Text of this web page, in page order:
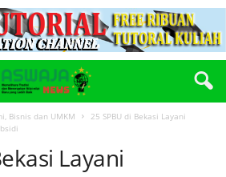
Bisnis dan UMKM
25 SPBU di Bekasi Layani
Layani